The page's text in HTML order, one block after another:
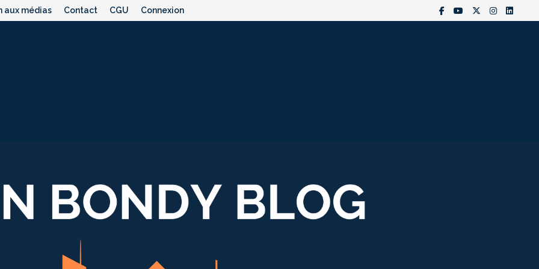
aux médias Contact CGU Connexion